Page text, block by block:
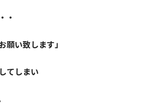
・
願い致します」
てしまい